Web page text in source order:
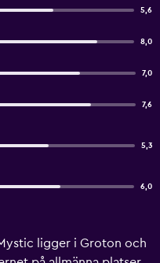
5,6
8,0
7,0
7,6
5,3
6,0
ligger i Groton och